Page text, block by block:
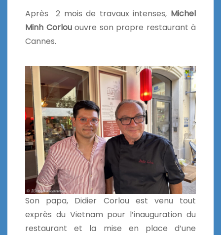
Après 2 mois de travaux intenses, Michel
Minh Corlou ouvre son propre restaurant à
Cannes.
Son papa, Didier Corlou est venu tout
exprès du Vietnam pour l’inauguration du
restaurant et la mise en place d’une